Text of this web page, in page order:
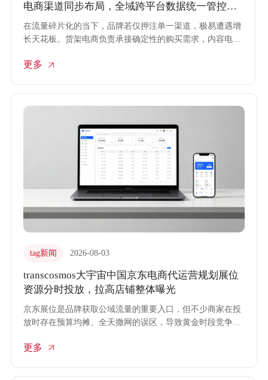
电商渠道同步布局，全域跨平台数据统一管控方
案
在流量碎片化的当下，品牌若仅押注单一渠道，极易遭遇增
长天花板。货架电商负责承接确定性的购买需求，内容电商
通，成为品牌全域经营的痛点。transcosmos大宇宙中国依托
布局方案，通过统一的数据管控，打破平台壁垒，实现品效
协同。
更多
tag新闻 2026-08-03
transcosmos大宇宙中国京东电商代运营规划展位
资源分时投放，拉高店铺整体曝光
京东展位是品牌获取公域流量的重要入口，但不少商家在投
放时存在预算均摊、全天撒网的误区，导致黄金时段竞争激
电商代运营的专业经验，将分时投放策略深度融入展位资源
提升店铺整体曝光效率。
更多